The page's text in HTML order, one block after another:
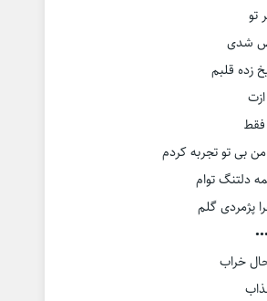
تو
شدی
زده قلبم
فقط
بی تو تجربه کردم
دلتنگ توام
پژمردی گلم
خراب